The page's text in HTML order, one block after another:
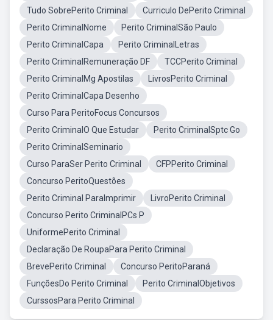
Tudo SobrePerito Criminal
Curriculo DePerito Criminal
Perito CriminalNome
Perito CriminalSão Paulo
Perito CriminalCapa
Perito CriminalLetras
Perito CriminalRemuneração DF
TCCPerito Criminal
Perito CriminalMg Apostilas
LivrosPerito Criminal
Perito CriminalCapa Desenho
Curso Para PeritoFocus Concursos
Perito CriminalO Que Estudar
Perito CriminalSptc Go
Perito CriminalSeminario
Curso ParaSer Perito Criminal
CFPPerito Criminal
Concurso PeritoQuestões
Perito Criminal ParaImprimir
LivroPerito Criminal
Concurso Perito CriminalPCs P
UniformePerito Criminal
Declaração De RoupaPara Perito Criminal
BrevePerito Criminal
Concurso PeritoParaná
FunçõesDo Perito Criminal
Perito CriminalObjetivos
CurssosPara Perito Criminal